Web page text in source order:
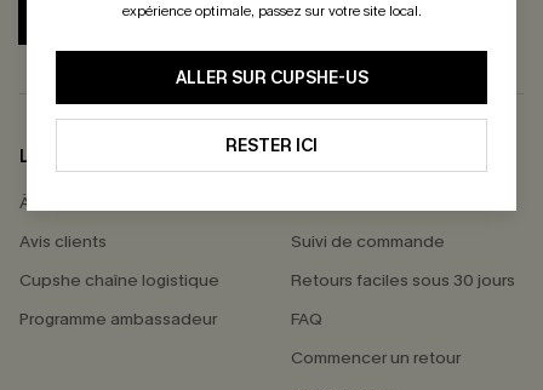
expérience optimale, passez sur votre site local.
ALLER SUR CUPSHE-US
RESTER ICI
S'ABONNER
LA MARQUE
À propos de nous
Avis clients
Cupshe chaîne logistique
Programme ambassadeur
SERVICES
Suivi de commande
Retours faciles sous 30 jours
FAQ
Commencer un retour